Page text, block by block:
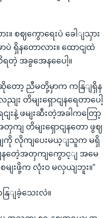
စဈကွောရေးပဲ ခေါျသှား
ပဲ ရှိနတောလား။ ထောငျထဲ
တဲ့ အခွအေနပေေါ့။
တော့ ညီမတို့မှာက ကနြျရှိန
တိမျးရှောငျနရေတာပေါ့
းနဲ့ ဖမျးဆီးတဲ့အခါကတြော့
ျ တိမျးရှောငျနတော ဖွဈ
ကို လိုကျပေးမယ့ျသူက မရှိ
နတေဲ့အတှကျကွောင့ျ အမေ
ျးဖို့က လုံး၀ မလှယျဘူး။”
ြျခဲ့သေးလဲ။